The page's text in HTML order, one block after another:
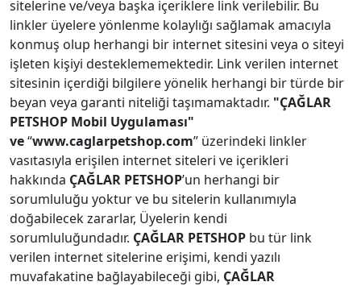
sitelerine ve/veya başka içeriklere link verilebilir. Bu
linkler üyelere yönlenme kolaylığı sağlamak amacıyla
konmuş olup herhangi bir internet sitesini veya o siteyi
işleten kişiyi desteklememektedir. Link verilen internet
sitesinin içerdiği bilgilere yönelik herhangi bir türde bir
beyan veya garanti niteliği taşımamaktadır. "ÇAĞLAR
PETSHOP Mobil Uygulaması"
ve“www.caglarpetshop.com” üzerindeki linkler
vasıtasıyla erişilen internet siteleri ve içerikleri
hakkında ÇAĞLAR PETSHOP’un herhangi bir
sorumluluğu yoktur ve bu sitelerin kullanımıyla
doğabilecek zararlar, Üyelerin kendi
sorumluluğundadır. ÇAĞLAR PETSHOP bu tür link
verilen internet sitelerine erişimi, kendi yazılı
muvafakatine bağlayabileceği gibi, ÇAĞLAR